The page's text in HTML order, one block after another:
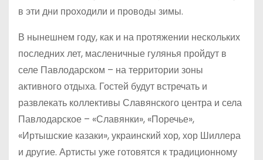
в эти дни проходили и проводы зимы.
В нынешнем году, как и на протяжении нескольких
последних лет, масленичные гулянья пройдут в
селе Павлодарском – на территории зоны
активного отдыха. Гостей будут встречать и
развлекать коллективы Славянского центра и села
Павлодарское – «Славянки», «Поречье»,
«Иртышские казаки», украинский хор, хор Шиллера
и другие. Артисты уже готовятся к традиционному